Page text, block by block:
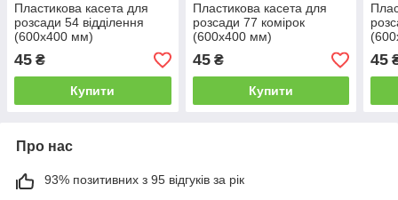
Пластикова касета для
розсади 54 відділення
(600х400 мм)
45 ₴
Купити
Пластикова касета для
розсади 77 комірок
(600х400 мм)
45₴
Купити
45
Про нас
93% позитивних з 95 відгуків за рік